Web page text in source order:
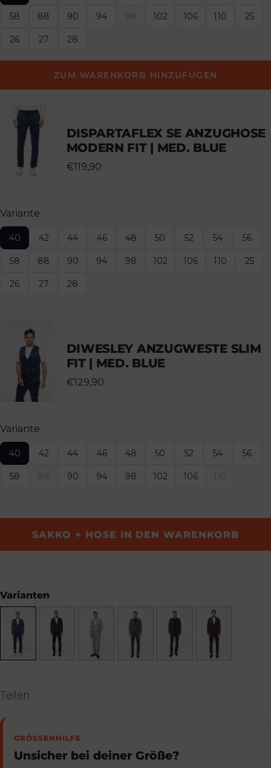
58 88 90 94 98 102 106 110 25
26 27 28
ZUM WARENKORB HINZUFÜGEN
DISPARTAFLEX SE ANZUGHOSE
MODERN FIT | MED. BLUE
€119,90
Variante
40 42 44 46 48 50 52 54 56
58 88 90 94 98 102 106 110 25
26 27 28
DIWESLEY ANZUGWESTE SLIM
FIT | MED. BLUE
€129,90
Variante
40 42 44 46 48 50 52 54 56
58 88 90 94 98 102 106 110
SAKKO + HOSE IN DEN WARENKORB
Varianten
Teilen
GRÖSSENHILFE
Unsicher bei deiner Größe?